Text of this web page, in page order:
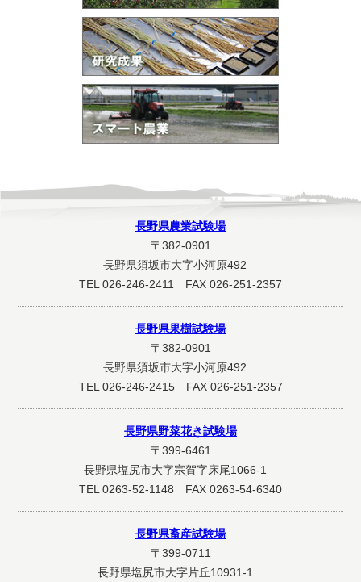
長野県農業試験場
〒382-0901
長野県須坂市大字小河原492
TEL 026-246-2411 FAX 026-251-2357
長野県果樹試験場
〒382-0901
長野県須坂市大字小河原492
TEL 026-246-2415 FAX 026-251-2357
長野県野菜花き試験場
〒399-6461
長野県塩尻市大字宗賀字床尾1066-1
TEL 0263-52-1148 FAX 0263-54-6340
長野県畜産試験場
〒399-0711
長野県塩尻市大字片丘10931-1